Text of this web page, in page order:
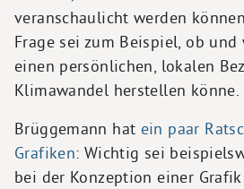
veranschaulicht werden
Frage sei zum Beispiel, ob
einen persönlichen, lokalen
Klimawandel herstellen könne.
Brüggemann hat ein paar
Grafiken: Wichtig sei
bei der Konzeption einer